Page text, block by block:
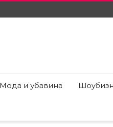
Мода и убавина